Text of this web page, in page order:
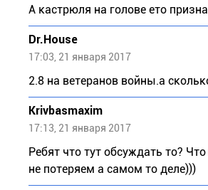
А кастрюля на голове ето
Dr.House
17:03, 21 января 2017
2.8 на ветеранов войны.а
Krivbasmaxim
17:13, 21 января 2017
Ребят что тут обсуждать то?
не потеряем а самом то деле)))